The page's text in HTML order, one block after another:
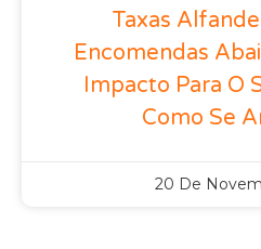
Taxas
Encomendas
Impacto Para O
Como Se
20 De